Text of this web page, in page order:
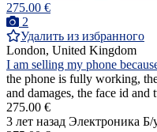
275.00 €
2
Удалить из избранного
London, United Kingdom
I am selling my phone
the phone is fully working,
and damages, the face id and
275.00 €
3 лет назад Электроника Б/